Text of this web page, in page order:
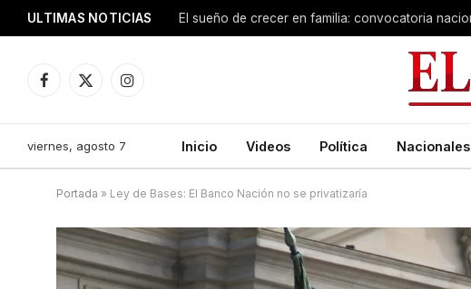
ULTIMAS NOTICIAS
Facebook
X
Instagram
viernes, agosto 7 Inicio Videos Política Nacionales
Portada » Ley de Bases: El Banco Nación no se privatizaría